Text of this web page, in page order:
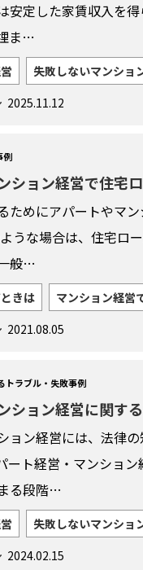
安定した家賃収入を
ま…
失敗しないマンショ
2025.11.12
例
ション経営で住宅
ためにアパートやマ
うな場合は、住宅ロ
般…
きは
マンション経営
2021.08.05
トラブル・失敗事例
ション経営に関す
ョン経営には、法律
ート経営・マンショ
る段階…
失敗しないマンショ
2024.02.15